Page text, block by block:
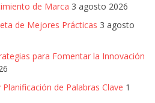
de Marca 3 agosto 2026
de Mejores Prácticas 3 agosto
para Fomentar la Innovación
de Palabras Clave 1